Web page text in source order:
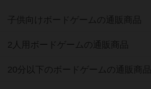
子供向けボードゲームの通販商品
2人用ボードゲームの通販商品
20分以下のボードゲームの通販商品